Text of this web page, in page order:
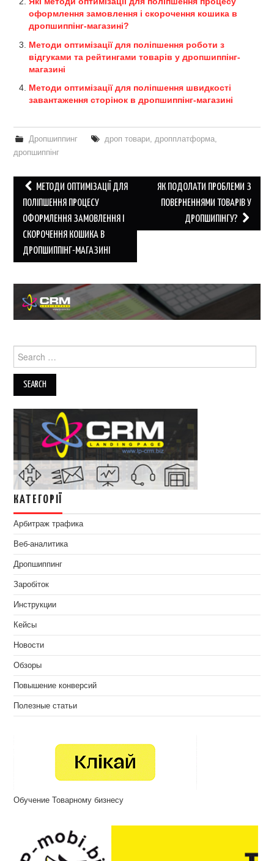
оформлення замовлення і скорочення кошика в
дропшиппінг-магазині?
Методи оптимізації для поліпшення роботи з
відгуками та рейтингами товарів у дропшиппінг-
магазині
Методи оптимізації для поліпшення швидкості
завантаження сторінок в дропшиппінг-магазині
Дропшиппинг дроп товари, дропплатформа,
дропшиппінг
Post
navigation
МЕТОДИ ОПТИМІЗАЦІЇ ДЛЯ
ПОЛІПШЕННЯ ПРОЦЕСУ
ОФОРМЛЕННЯ ЗАМОВЛЕННЯ І
СКОРОЧЕННЯ КОШИКА В
ДРОПШИППІНГ-МАГАЗИНІ
ЯК ПОДОЛАТИ ПРОБЛЕМИ З
ПОВЕРНЕННЯМИ ТОВАРІВ У
ДРОПШИПІНГУ?
for:
КАТЕГОРІЇ
Арбитраж трафика
Веб-аналитика
Дропшиппинг
Заробіток
Инструкции
Кейсы
Новости
Обзоры
Повышение конверсий
Полезные статьи
Обучение Товарному бизнесу